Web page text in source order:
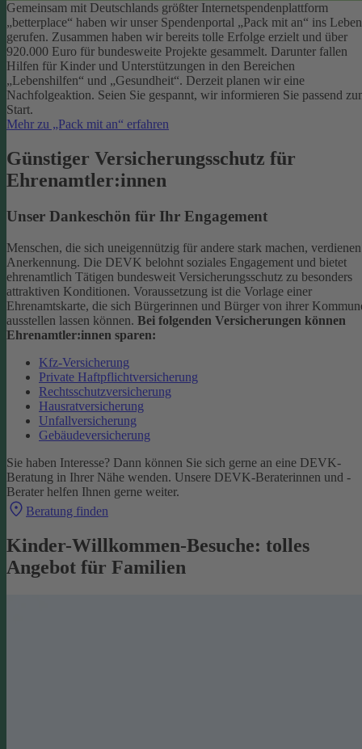
Gemeinsam mit Deutschlands größter Internetspendenplattform
„betterplace“ haben wir unser Spendenportal „Pack mit an“ ins Leben
gerufen. Zusammen haben wir bereits tolle Erfolge erzielt und über
920.000 Euro für bundesweite Projekte gesammelt. Darunter fallen
Hilfen für Kinder und Unterstützungen in den Bereichen
„Lebenshilfen“ und „Gesundheit“. Derzeit planen wir eine
Nachfolgeaktion. Seien Sie gespannt, wir informieren Sie passend
Start.
Mehr zu „Pack mit an“ erfahren
Günstiger Versicherungsschutz für
Ehrenamtler:innen
Unser Dankeschön für Ihr Engagement
Menschen, die sich uneigennützig für andere stark machen, verdienen
Anerkennung. Die DEVK belohnt soziales Engagement und bietet
ehrenamtlich Tätigen bundesweit Versicherungsschutz zu besonders
attraktiven Konditionen. Voraussetzung ist die Vorlage einer
Ehrenamtskarte, die sich Bürgerinnen und Bürger von ihrer
ausstellen lassen können. Bei folgenden Versicherungen können
Ehrenamtler:innen sparen:
Kfz-Versicherung
Private Haftpflichtversicherung
Rechtsschutzversicherung
Hausratversicherung
Unfallversicherung
Gebäudeversicherung
Sie haben Interesse? Dann können Sie sich gerne an eine DEVK-
Beratung in Ihrer Nähe wenden. Unsere DEVK-Beraterinnen und -
Berater helfen Ihnen gerne weiter.
Beratung finden
Kinder-Willkommen-Besuche: tolles
Angebot für Familien